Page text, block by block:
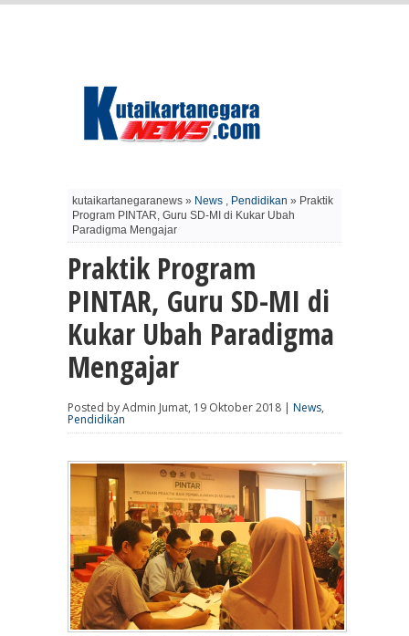
kutaikartanegaranews » News , Pendidikan » Praktik
Program PINTAR, Guru SD-MI di Kukar Ubah
Paradigma Mengajar
Praktik Program
PINTAR, Guru SD-MI di
Kukar Ubah Paradigma
Mengajar
Posted by Admin Jumat, 19 Oktober 2018 | News,
Pendidikan